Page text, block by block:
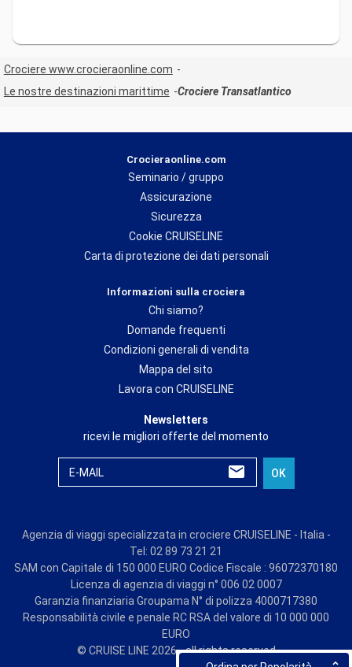
Crociere www.crocieraonline.com
Le nostre destinazioni marittime
Crociere Transatlantico
Crocieraonline.com
Seminario / gruppo
Assicurazione
Sicurezza
Cookie CRUISELINE
Carta di protezione dei dati personali
Informazioni sulla crociera
Chi siamo?
Domande frequenti
Condizioni generali di vendita
Mappa del sito
Lavora con CRUISELINE
Newsletters
ricevi le migliori offerte del momento
E-MAIL OK
Agenzia di viaggi specializzata in crociere CRUISELINE - Italia -
Tel: 02 89 73 21 21
SAM con Capitale di 150 000 EURO Codice Fiscale : 96072370180
Licenza di agenzia di viaggi n° 006 02 0007
Garanzia finanziaria Groupama N° di polizza 4000717380
Responsabilità civile e penale RC RSA del valore di 10 000 000
EURO
© CRUISE LINE 2026 - all rights reserved